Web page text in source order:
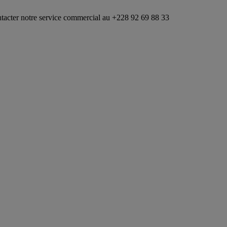
commercial au +228 92 69 88 33